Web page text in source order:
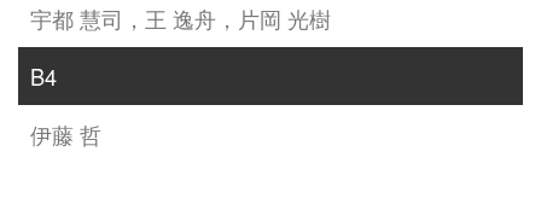
宇都 慧司，王 逸舟，片岡 光樹
B4
伊藤 哲